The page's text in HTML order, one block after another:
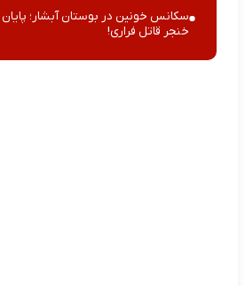
سکانس خونین در بوستان آبشار؛ پایان
خنجر قاتل فراری!